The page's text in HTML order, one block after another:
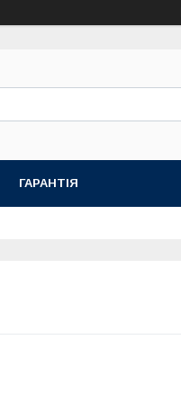
ГАРАНТІЯ